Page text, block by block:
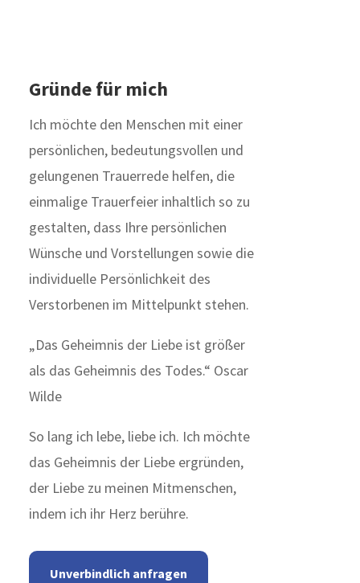
Gründe für mich
Ich möchte den Menschen mit einer
persönlichen, bedeutungsvollen und
gelungenen Trauerrede helfen, die
einmalige Trauerfeier inhaltlich so zu
gestalten, dass Ihre persönlichen
Wünsche und Vorstellungen sowie die
individuelle Persönlichkeit des
Verstorbenen im Mittelpunkt stehen.
„Das Geheimnis der Liebe ist größer
als das Geheimnis des Todes.“ Oscar
Wilde
So lang ich lebe, liebe ich. Ich möchte
das Geheimnis der Liebe ergründen,
der Liebe zu meinen Mitmenschen,
indem ich ihr Herz berühre.
Unverbindlich anfragen